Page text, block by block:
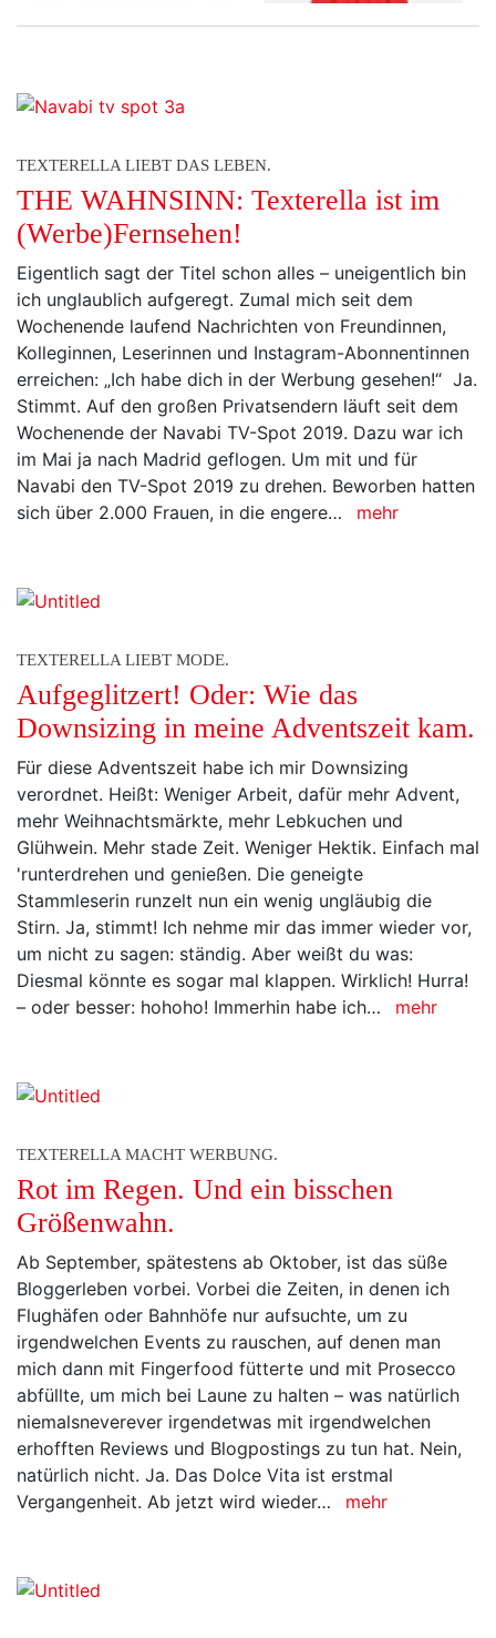
TEXTERELLA LIEBT DAS LEBEN.
THE WAHNSINN: Texterella ist im
(Werbe)Fernsehen!
Eigentlich sagt der Titel schon alles – uneigentlich bin
ich unglaublich aufgeregt. Zumal mich seit dem
Wochenende laufend Nachrichten von Freundinnen,
Kolleginnen, Leserinnen und Instagram-Abonnentinnen
erreichen: „Ich habe dich in der Werbung gesehen!“ Ja.
Stimmt. Auf den großen Privatsendern läuft seit dem
Wochenende der Navabi TV-Spot 2019. Dazu war ich
im Mai ja nach Madrid geflogen. Um mit und für
Navabi den TV-Spot 2019 zu drehen. Beworben hatten
sich über 2.000 Frauen, in die engere…
mehr
TEXTERELLA LIEBT MODE.
Aufgeglitzert! Oder: Wie das
Downsizing in meine Adventszeit kam.
Für diese Adventszeit habe ich mir Downsizing
verordnet. Heißt: Weniger Arbeit, dafür mehr Advent,
mehr Weihnachtsmärkte, mehr Lebkuchen und
Glühwein. Mehr stade Zeit. Weniger Hektik. Einfach mal
'runterdrehen und genießen. Die geneigte
Stammleserin runzelt nun ein wenig ungläubig die
Stirn. Ja, stimmt! Ich nehme mir das immer wieder vor,
um nicht zu sagen: ständig. Aber weißt du was:
Diesmal könnte es sogar mal klappen. Wirklich! Hurra!
– oder besser: hohoho! Immerhin habe ich…
mehr
TEXTERELLA MACHT WERBUNG.
Rot im Regen. Und ein bisschen
Größenwahn.
Ab September, spätestens ab Oktober, ist das süße
Bloggerleben vorbei. Vorbei die Zeiten, in denen ich
Flughäfen oder Bahnhöfe nur aufsuchte, um zu
irgendwelchen Events zu rauschen, auf denen man
mich dann mit Fingerfood fütterte und mit Prosecco
abfüllte, um mich bei Laune zu halten – was natürlich
niemalsneverever irgendetwas mit irgendwelchen
erhofften Reviews und Blogpostings zu tun hat. Nein,
natürlich nicht. Ja. Das Dolce Vita ist erstmal
Vergangenheit. Ab jetzt wird wieder…
mehr